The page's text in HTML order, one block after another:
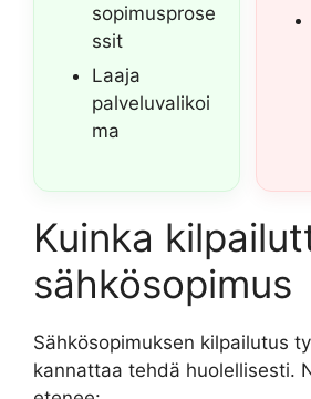
sopimusprose
ssit
Laaja
palveluvalikoi
ma
Kuinka
sähkösopimus
Sähkösopimuksen kilpailutus
kannattaa tehdä huolellisesti.